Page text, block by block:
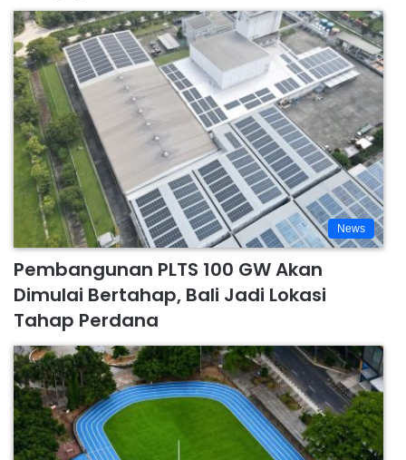
News
Pembangunan PLTS 100 GW Akan
Dimulai Bertahap, Bali Jadi Lokasi
Tahap Perdana